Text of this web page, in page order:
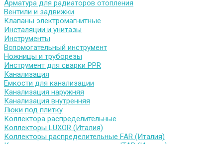
Арматура для радиаторов отопления
Вентили и задвижки
Клапаны электромагнитные
Инсталяции и унитазы
Инструменты
Вспомогательный инструмент
Ножницы и труборезы
Инструмент для сварки PPR
Канализация
Емкости для канализации
Канализация наружняя
Канализация внутренняя
Люки под плитку
Коллектора распределительные
Коллекторы LUXOR (Италия)
Коллекторы распределительные FAR (Италия)